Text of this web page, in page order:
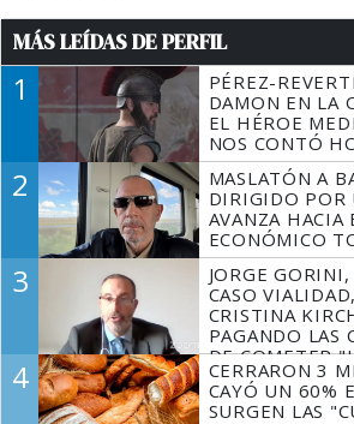
MÁS LEÍDAS DE PERFIL
1
PÉREZ-
DAMON EN LA
EL HÉROE
NOS CONTÓ
2
MASLATÓN A
DIRIGIDO POR
AVANZA HACIA
ECONÓMICO
3
JORGE GORINI,
CASO
CRISTINA
PAGANDO LAS
DE COMETER
COMPROBADO"
4
CERRARON 3
CAYÓ UN 60%
SURGEN LAS